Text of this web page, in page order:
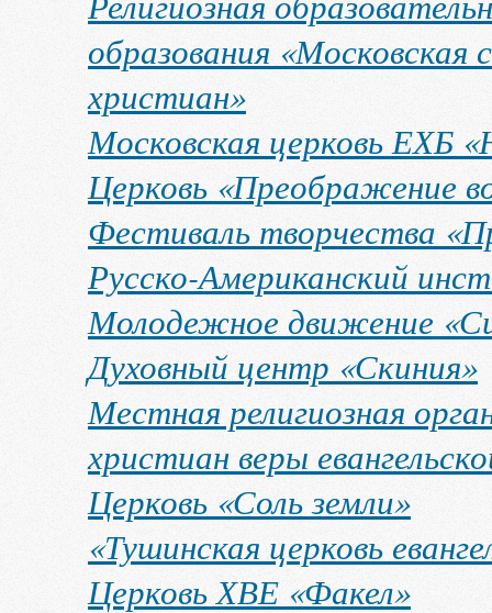
образования «Московская
христиан»
Московская церковь ЕХБ
Церковь «Преображение
Фестиваль творчества
Русско-Американский
Молодежное движение
Духовный центр «Скиния»
Местная религиозная
христиан веры
Церковь «Соль земли»
«Тушинская церковь
Церковь ХВЕ «Факел»